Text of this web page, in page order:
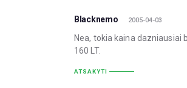
Blacknemo 2005-04-03
Nea, tokia kaina dazniausiai
160 LT.
ATSAKYTI